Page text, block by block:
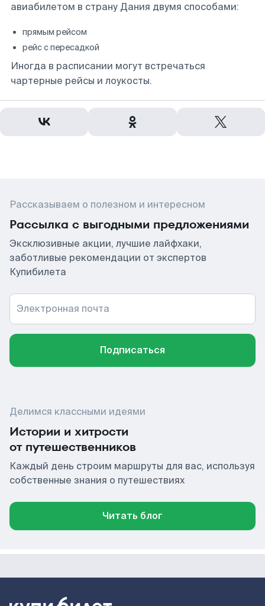
авиабилетом в страну Дания двумя способами:
прямым рейсом
рейс с пересадкой
Иногда в расписании могут встречаться
чартерные рейсы и лоукосты.
Рассказываем о полезном и интересном
Рассылка с выгодными предложениями
Эксклюзивные акции, лучшие лайфхаки,
заботливые рекомендации от экспертов
Купибилета
Электронная почта
Подписаться
Делимся классными идеями
Истории и хитрости
от путешественников
Каждый день строим маршруты для вас, используя
собственные знания о путешествиях
Читать блог